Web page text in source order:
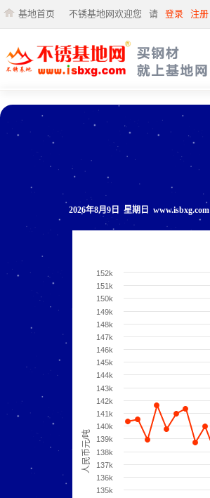
基地首页 不锈基地网欢迎您 请 登录 注册
2026年8月9日 星期日 www.isbxg.com
人民币元/吨
135k
136k
137k
138k
139k
140k
141k
142k
143k
144k
145k
146k
147k
148k
149k
150k
151k
152k